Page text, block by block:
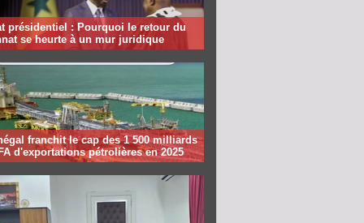
présidentiel : Pourquoi le retour du
se heurte à un mur juridique
franchit le cap des 1 500 milliards
d'exportations pétrolières en 2025